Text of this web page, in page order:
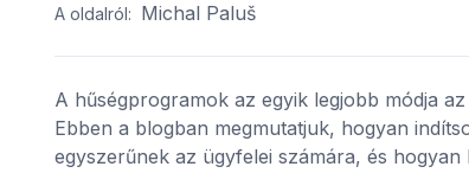
A oldalról: Michal Paluš
A hűségprogramok az egyik legjobb módja
Ebben a blogban megmutatjuk, hogyan
egyszerűnek az ügyfelei számára, és